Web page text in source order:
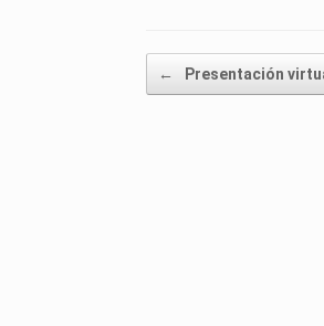
Post navigation
← Presentación